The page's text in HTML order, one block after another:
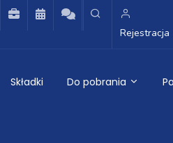
Rejestracja
Składki Do pobrania